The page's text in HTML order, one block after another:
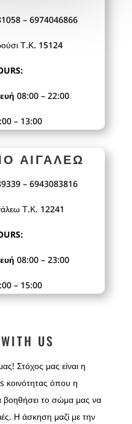
– 6974046866
Τ.Κ. 15124
08:00 – 22:00
– 13:00
ΑΙΓΆΛΕΩ
– 6943083816
Τ.Κ. 12241
08:00 – 23:00
– 15:00
US
Στόχος μας είναι η
κοινότητας όπου η
το σώμα μας να
Η άσκηση μαζί με την